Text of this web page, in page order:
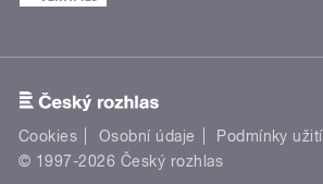
Cookies Osobní údaje Podmínky užití
© 1997-2026 Český rozhlas